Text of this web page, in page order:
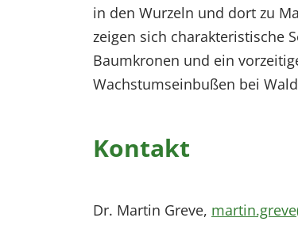
in den Wurzeln und dort zu
zeigen sich charakteristische
Baumkronen und ein
Wachstumseinbußen bei
Kontakt
Dr. Martin Greve,